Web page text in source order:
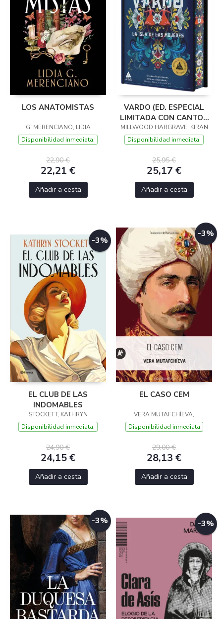
LOS ANATOMISTAS
G. MERENCIANO, LIDIA
Disponibilidad inmediata.
22,90 €
22,21 €
Añadir a cesta
VARDO (ED. ESPECIAL
LIMITADA CON CANTOS
PINTADOS)
MILLWOOD HARGRAVE, KIRAN
Disponibilidad inmediata.
25,95 €
25,17 €
Añadir a cesta
-3%
EL CLUB DE LAS
INDOMABLES
STOCKETT, KATHRYN
Disponibilidad inmediata.
24,90 €
24,15 €
Añadir a cesta
-3%
EL CASO CEM
VERA MUTAFCHÍEVA,
Disponibilidad inmediata
29,00 €
28,13 €
Añadir a cesta
-3% -3%